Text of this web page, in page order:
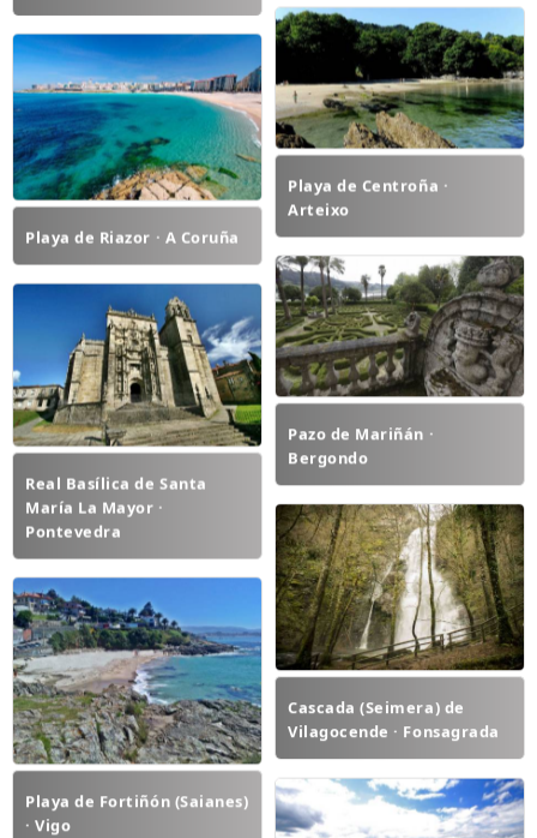
Playa de Centroña ·
Arteixo
Playa de Riazor · A Coruña
Pazo de Mariñán ·
Bergondo
Real Basílica de Santa
María La Mayor ·
Pontevedra
Cascada (Seimera) de
Vilagocende · Fonsagrada
Playa de Fortiñón (Saianes)
· Vigo